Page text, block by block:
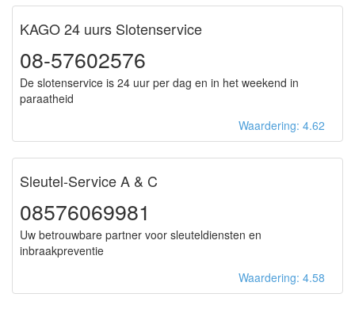
KAGO 24 uurs Slotenservice
08-57602576
De slotenservice is 24 uur per dag en in het weekend in
paraatheid
Waardering: 4.62
Sleutel-Service A & C
08576069981
Uw betrouwbare partner voor sleuteldiensten en
inbraakpreventie
Waardering: 4.58